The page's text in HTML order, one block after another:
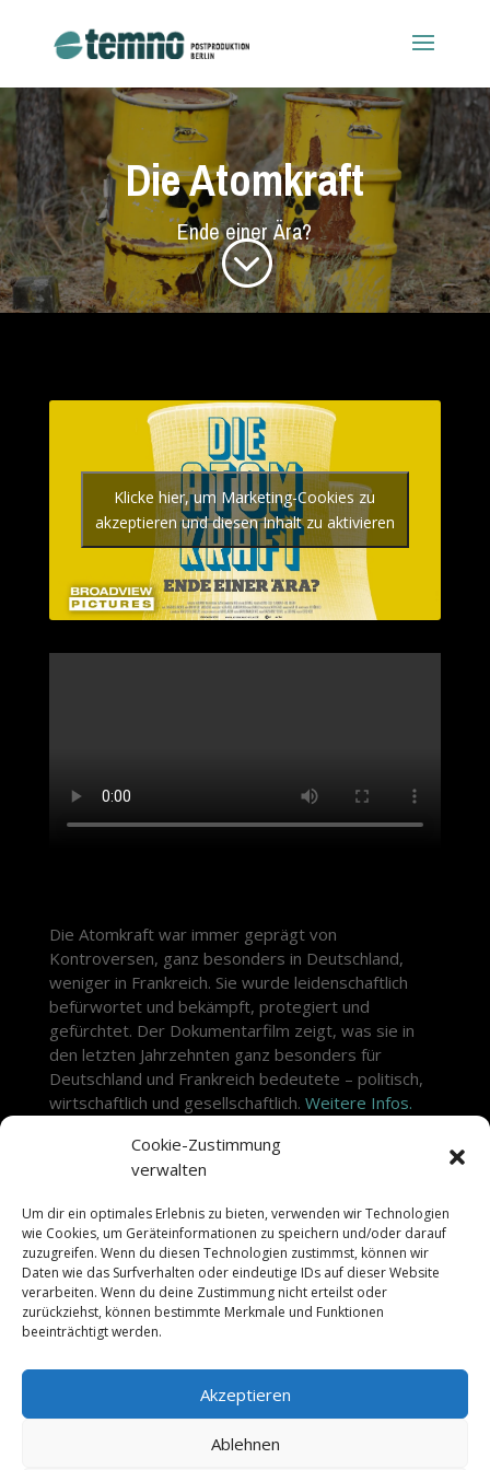
Cookie-Zustimmung
verwalten
Um dir ein optimales Erlebnis zu bieten, verwenden wir Technologien
wie Cookies, um Geräteinformationen zu speichern und/oder darauf
zuzugreifen. Wenn du diesen Technologien zustimmst, können wir
Daten wie das Surfverhalten oder eindeutige IDs auf dieser Website
verarbeiten. Wenn du deine Zustimmung nicht erteilst oder
zurückziehst, können bestimmte Merkmale und Funktionen
beeinträchtigt werden.
Akzeptieren
Ablehnen
Die Atomkraft
Ende einer Ära?
;
Klicke hier, um Marketing-Cookies zu
akzeptieren und diesen Inhalt zu aktivieren
Die Atomkraft war immer geprägt von
Kontroversen, ganz besonders in Deutschland,
weniger in Frankreich. Sie wurde leidenschaftlich
befürwortet und bekämpft, protegiert und
gefürchtet. Der Dokumentarfilm zeigt, was sie in
den letzten Jahrzehnten ganz besonders für
Deutschland und Frankreich bedeutete – politisch,
wirtschaftlich und gesellschaftlich. Weitere Infos.
Schnitt: David Holfelder, Jakob Kastner
Kamera: Jean Schablin, Jonas Köck,
Sebastian Klatt, Benedict Sicheneder
Genre: Dokumentation
Sender: ZDF / arte
Länge: 90 min
Produktion:Broadview TV